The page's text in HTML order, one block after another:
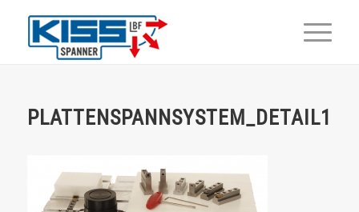
PLATTENSPANNSYSTEM_DETAIL1